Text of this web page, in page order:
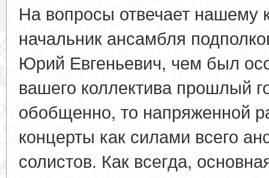
На вопросы отвечает нашему
начальник ансамбля
Юрий Евгеньевич, чем был
вашего коллектива прошлый
обобщенно, то напряженной
концерты как силами всего
солистов. Как всегда,